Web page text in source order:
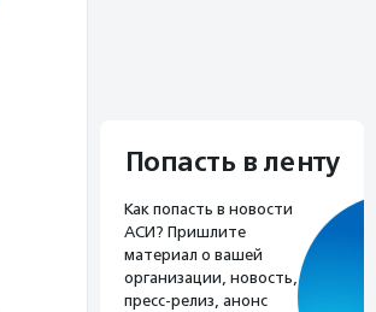
Попасть в ленту
Как попасть в новости
АСИ? Пришлите
материал о вашей
организации, новость,
пресс-релиз, анонс